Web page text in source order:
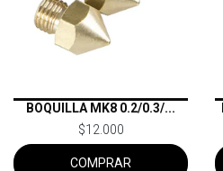
BOQUILLA MK8 0.2/0.3/...
$12.000
COMPRAR